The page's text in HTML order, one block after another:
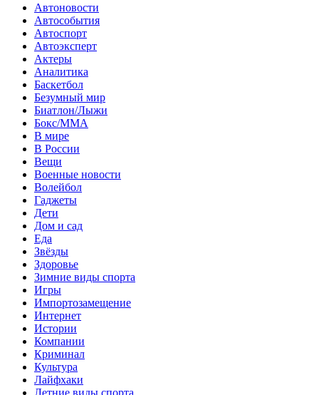
Автоновости
Автособытия
Автоспорт
Автоэксперт
Актеры
Аналитика
Баскетбол
Безумный мир
Биатлон/Лыжи
Бокс/MMA
В мире
В России
Вещи
Военные новости
Волейбол
Гаджеты
Дети
Дом и сад
Еда
Звёзды
Здоровье
Зимние виды спорта
Игры
Импортозамещение
Интернет
Истории
Компании
Криминал
Культура
Лайфхаки
Летние виды спорта